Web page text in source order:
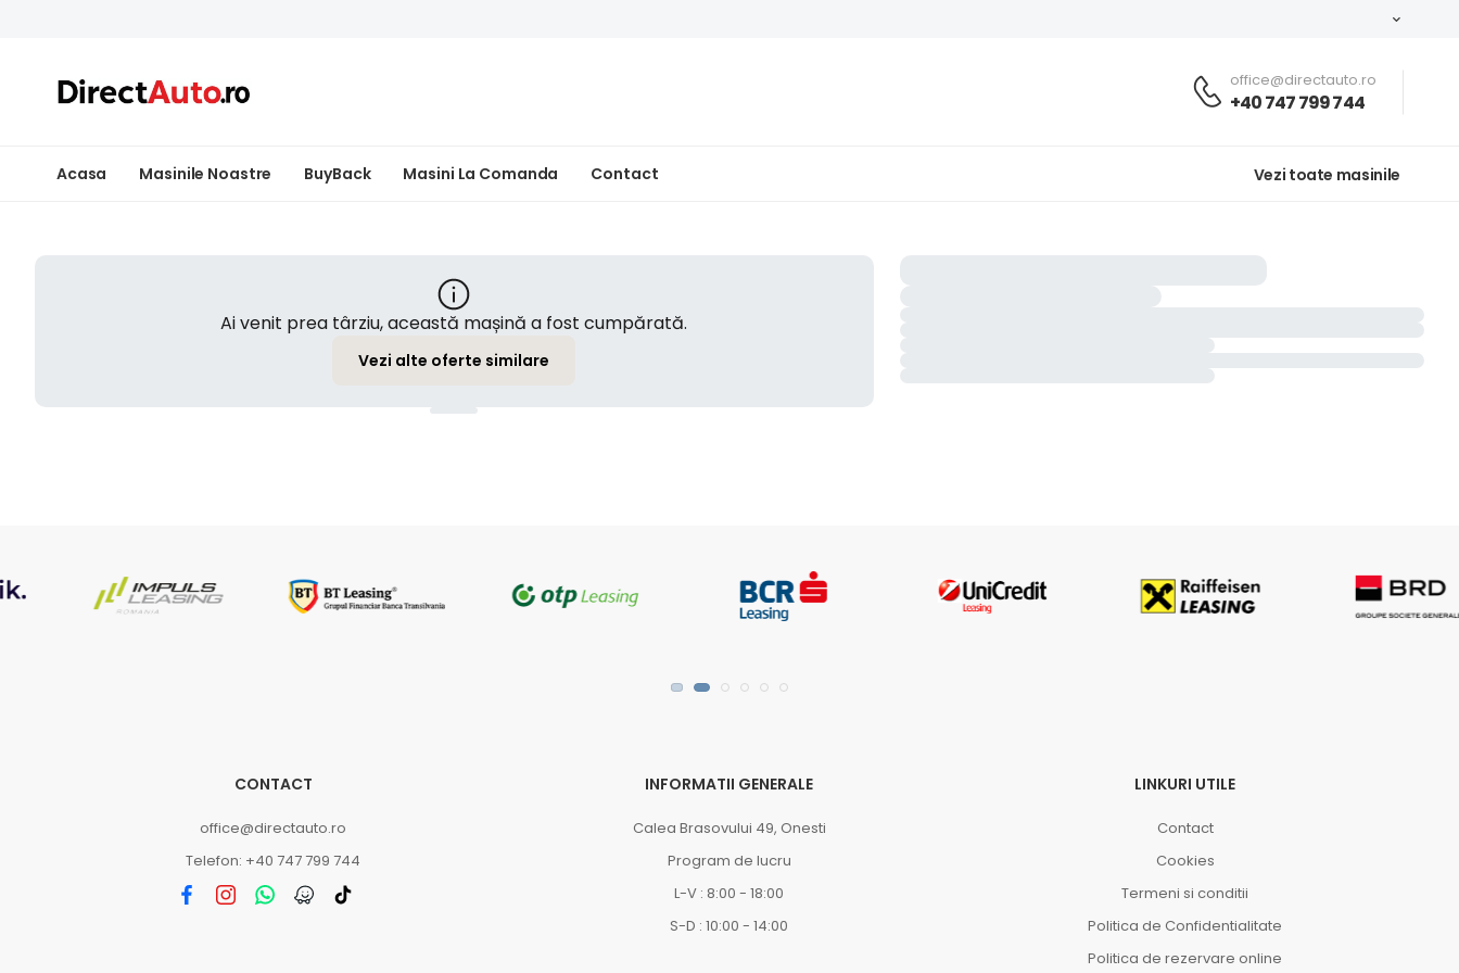
office@directauto.ro
+40 747 799 744
Acasa Masinile Noastre BuyBack Masini La Comanda Contact Vezi toate masinile
Ai venit prea târziu, această mașină a fost cumpărată.
Vezi alte oferte similare
CONTACT
office@directauto.ro
Telefon: +40 747 799 744
INFORMATII GENERALE
Calea Brasovului 49, Onesti
Program de lucru
L-V : 8:00 - 18:00
S-D : 10:00 - 14:00
LINKURI UTILE
Contact
Cookies
Termeni si conditii
Politica de Confidentialitate
Politica de rezervare online